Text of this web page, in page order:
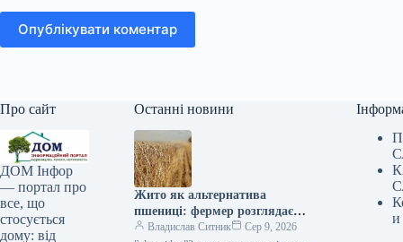
Опублікувати коментар
Про сайт
ДОМ Інфор
— портал про
все, що
стосується
дому: від
Останні новини
Жито як альтернатива
пшениці: фермер розглядає
інші варіанти — KURKUL
Владислав Ситник
Сер 9, 2026
и